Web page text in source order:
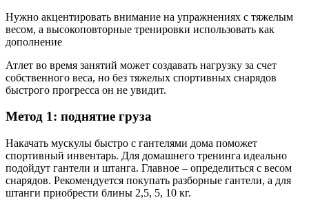
Нужно акцентировать внимание на упражнениях с тяжелым
весом, а высокоповторные тренировки использовать как
дополнение
Атлет во время занятий может создавать нагрузку за счет
собственного веса, но без тяжелых спортивных снарядов
быстрого прогресса он не увидит.
Метод 1: поднятие груза
Накачать мускулы быстро с гантелями дома поможет
спортивный инвентарь. Для домашнего тренинга идеально
подойдут гантели и штанга. Главное – определиться с весом
снарядов. Рекомендуется покупать разборные гантели, а для
штанги приобрести блины 2,5, 5, 10 кг.